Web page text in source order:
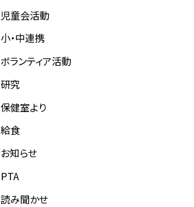
児童会活動
小・中連携
ボランティア活動
研究
保健室より
給食
お知らせ
PTA
読み聞かせ